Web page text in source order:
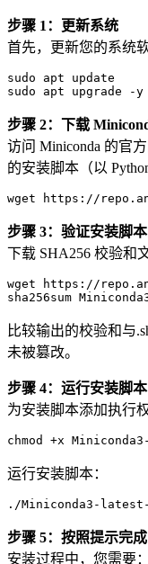
步骤 1：更新系统
首先，更新您的系统
sudo apt update
步骤 2：下载
访问 Miniconda 的官
的安装脚本（以
wget https://
步骤 3：验证安装脚
下载 SHA256 校验和
wget https://
sha256sum Miniconda
比较输出的校验和与
未被篡改。
步骤 4：运行安装脚本
为安装脚本添加执行权
chmod +x Miniconda3
运行安装脚本：
./Miniconda3-
步骤 5：按照提示完
安装过程中，您需要：